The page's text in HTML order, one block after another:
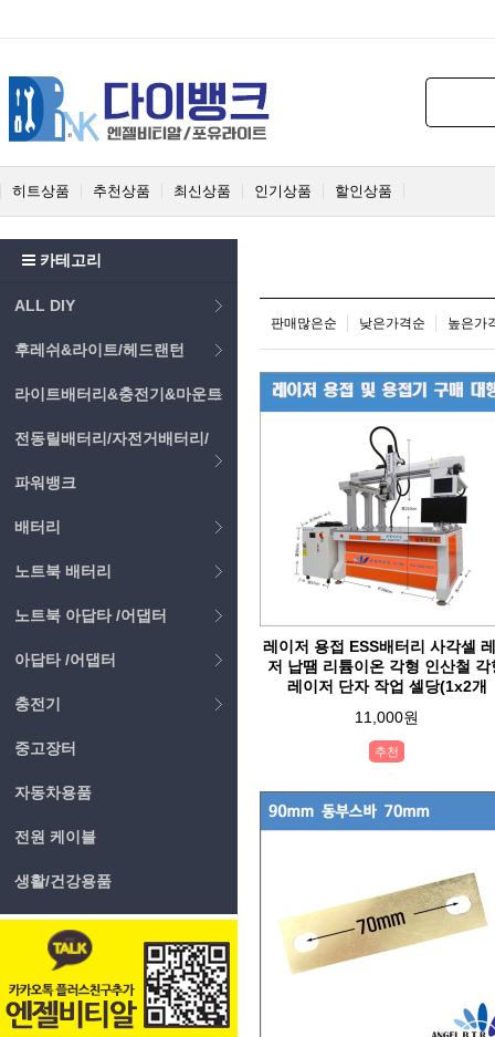
히트상품 추천상품 최신상품 인기상품 할인상품
카테고리
ALL DIY
후레쉬&라이트/헤드랜턴
라이트배터리&충전기&마운트
전동릴배터리/자전거배터리/
파워뱅크
배터리
노트북 배터리
노트북 아답타 /어댑터
아답타 /어댑터
충전기
중고장터
자동차용품
전원 케이블
생활/건강용품
판매많은순 낮은가격순 높은가
레이저 용접 ESS배터리 사각셀
저 납땜 리튬이온 각형 인산철 각
레이저 단자 작업 셀당(1x2개
11,000원
추천